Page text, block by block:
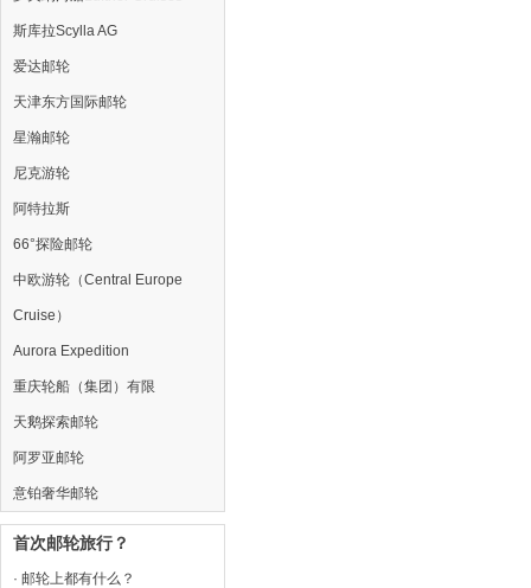
斯库拉Scylla AG
爱达邮轮
天津东方国际邮轮
星瀚邮轮
尼克游轮
阿特拉斯
66°探险邮轮
中欧游轮（Central Europe
Cruise）
Aurora Expedition
重庆轮船（集团）有限
天鹅探索邮轮
阿罗亚邮轮
意铂奢华邮轮
首次邮轮旅行？
· 邮轮上都有什么？